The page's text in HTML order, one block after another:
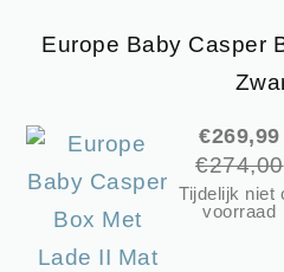
Europe Baby Casper
€269,99
€274,00
Tijdelijk niet
voorraad